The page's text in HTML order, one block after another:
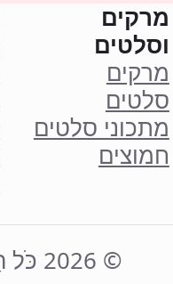
מרקים
וסלטים
מרקים
סלטים
מתכוני סלטים
חמוצים
© 2026 כֹּל הַזְכוּיוֹת שְׁמוּרוֹת